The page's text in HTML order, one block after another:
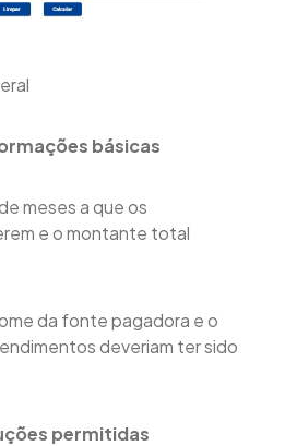
básicas
meses a que os
e o montante total
da fonte pagadora e o
deveriam ter sido
permitidas